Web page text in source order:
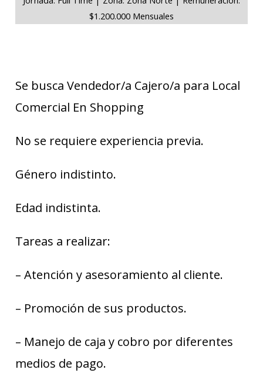
$1.200.000 Mensuales
Se busca Vendedor/a Cajero/a para Local
Comercial En Shopping
No se requiere experiencia previa.
Género indistinto.
Edad indistinta.
Tareas a realizar:
– Atención y asesoramiento al cliente.
– Promoción de sus productos.
– Manejo de caja y cobro por diferentes
medios de pago.